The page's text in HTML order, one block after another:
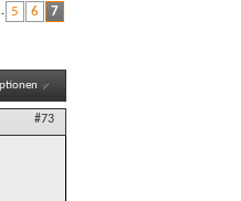
5 6 7
#73